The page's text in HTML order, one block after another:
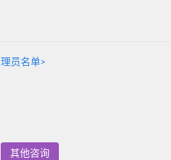
员名单>
其他咨询